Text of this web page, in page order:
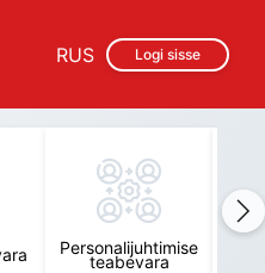
Logi sisse
RUS
Personalijuhtimise
teabevara